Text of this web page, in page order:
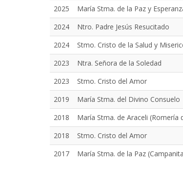
2025
María Stma. de la Paz y
2024
Ntro. Padre Jesús Resucitado
2024
Stmo. Cristo de la Salud y
2023
Ntra. Señora de la Soledad
2023
Stmo. Cristo del Amor
2019
María Stma. del Divino Consuelo
2018
María Stma. de Araceli (Romería
2018
Stmo. Cristo del Amor
2017
María Stma. de la Paz